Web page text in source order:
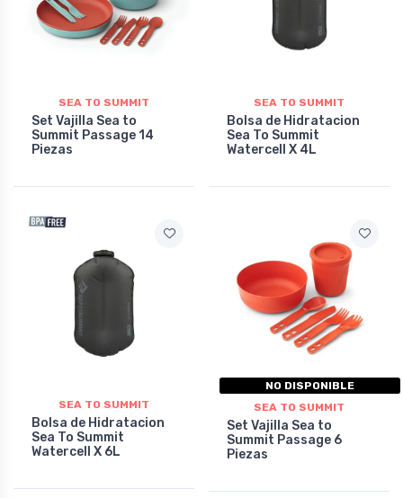
SEA TO SUMMIT
Set Vajilla Sea to
Summit Passage 14
Piezas
SEA TO SUMMIT
Bolsa de Hidratacion
Sea To Summit
Watercell X 4L
SEA TO SUMMIT
Bolsa de Hidratacion
Sea To Summit
Watercell X 6L
NO DISPONIBLE
SEA TO SUMMIT
Set Vajilla Sea to
Summit Passage 6
Piezas